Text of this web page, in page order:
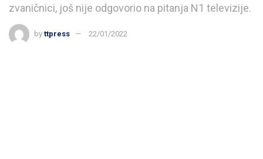
zvaničnici, još nije odgovorio na pitanja N1 televizije.
by ttpress 22/01/2022